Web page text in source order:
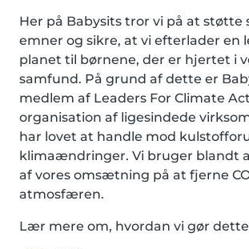
Her på Babysits tror vi på at støtte
emner og sikre, at vi efterlader en
planet til børnene, der er hjertet i
samfund. På grund af dette er
medlem af Leaders For Climate
organisation af ligesindede
har lovet at handle mod
klimaændringer. Vi bruger blandt
af vores omsætning på at fjerne
atmosfæren.
Lær mere om, hvordan vi gør